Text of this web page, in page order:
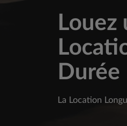
Louez
Durée
La Location